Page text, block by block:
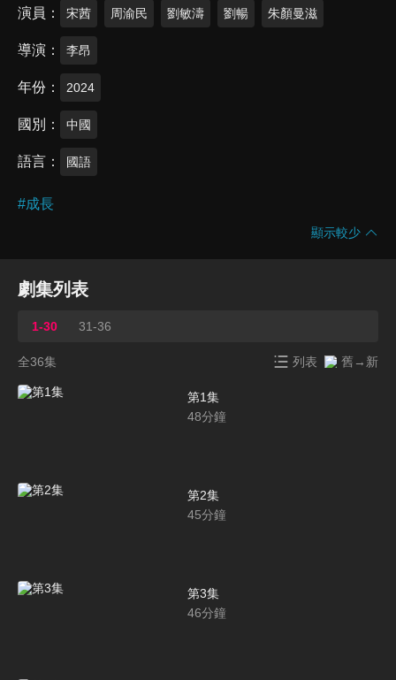
演員 宋茜 周渝民 劉敏濤 劉暢 朱顏曼滋
導演 李昂
年份 2024
國別 中國
語言 國語
#成長
顯示較少
劇集列表
1-30 31-36
全36集 列表 舊→新
第1集
48分鐘
第2集
45分鐘
第3集
46分鐘